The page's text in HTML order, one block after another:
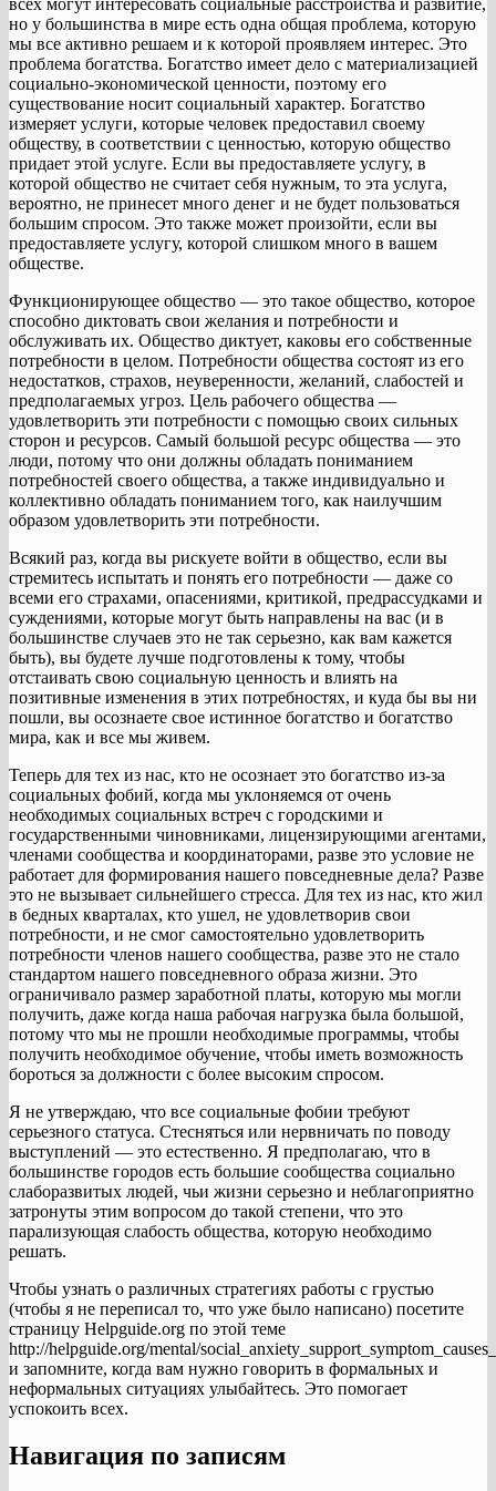
но у большинства в мире есть одна общая проблема, которую
мы все активно решаем и к которой проявляем интерес. Это
проблема богатства. Богатство имеет дело с материализацией
социально-экономической ценности, поэтому его
существование носит социальный характер. Богатство
измеряет услуги, которые человек предоставил своему
обществу, в соответствии с ценностью, которую общество
придает этой услуге. Если вы предоставляете услугу, в
которой общество не считает себя нужным, то эта услуга,
вероятно, не принесет много денег и не будет пользоваться
большим спросом. Это также может произойти, если вы
предоставляете услугу, которой слишком много в вашем
обществе.
Функционирующее общество — это такое общество, которое
способно диктовать свои желания и потребности и
обслуживать их. Общество диктует, каковы его собственные
потребности в целом. Потребности общества состоят из его
недостатков, страхов, неуверенности, желаний, слабостей и
предполагаемых угроз. Цель рабочего общества —
удовлетворить эти потребности с помощью своих сильных
сторон и ресурсов. Самый большой ресурс общества — это
люди, потому что они должны обладать пониманием
потребностей своего общества, а также индивидуально и
коллективно обладать пониманием того, как наилучшим
образом удовлетворить эти потребности.
Всякий раз, когда вы рискуете войти в общество, если вы
стремитесь испытать и понять его потребности — даже со
всеми его страхами, опасениями, критикой, предрассудками и
суждениями, которые могут быть направлены на вас (и в
большинстве случаев это не так серьезно, как вам кажется
быть), вы будете лучше подготовлены к тому, чтобы
отстаивать свою социальную ценность и влиять на
позитивные изменения в этих потребностях, и куда бы вы ни
пошли, вы осознаете свое истинное богатство и богатство
мира, как и все мы живем.
Теперь для тех из нас, кто не осознает это богатство из-за
социальных фобий, когда мы уклоняемся от очень
необходимых социальных встреч с городскими и
государственными чиновниками, лицензирующими агентами,
членами сообщества и координаторами, разве это условие не
работает для формирования нашего повседневные дела? Разве
это не вызывает сильнейшего стресса. Для тех из нас, кто жил
в бедных кварталах, кто ушел, не удовлетворив свои
потребности, и не смог самостоятельно удовлетворить
потребности членов нашего сообщества, разве это не стало
стандартом нашего повседневного образа жизни. Это
ограничивало размер заработной платы, которую мы могли
получить, даже когда наша рабочая нагрузка была большой,
потому что мы не прошли необходимые программы, чтобы
получить необходимое обучение, чтобы иметь возможность
бороться за должности с более высоким спросом.
Я не утверждаю, что все социальные фобии требуют
серьезного статуса. Стесняться или нервничать по поводу
выступлений — это естественно. Я предполагаю, что в
большинстве городов есть большие сообщества социально
слаборазвитых людей, чьи жизни серьезно и неблагоприятно
затронуты этим вопросом до такой степени, что это
парализующая слабость общества, которую необходимо
решать.
Чтобы узнать о различных стратегиях работы с грустью
(чтобы я не переписал то, что уже было написано) посетите
страницу Helpguide.org по этой теме
http://helpguide.org/mental/
и запомните, когда вам нужно говорить в формальных и
неформальных ситуациях улыбайтесь. Это помогает
успокоить всех.
Навигация по записям